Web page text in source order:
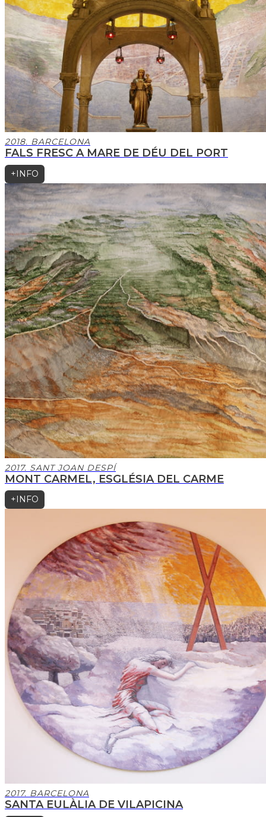
FALS FRESC A MARE DE DÉU DEL PORT
2018. BARCELONA
+INFO
MONT CARMEL, ESGLÉSIA DEL CARME
2017. SANT JOAN DESPÍ
+INFO
SANTA EULÀLIA DE VILAPICINA
2017. BARCELONA